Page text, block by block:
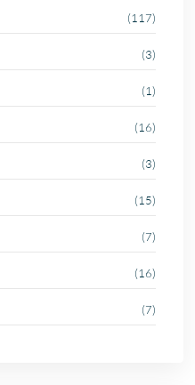
(117)
(3)
(1)
(16)
(3)
(15)
(7)
(16)
(7)